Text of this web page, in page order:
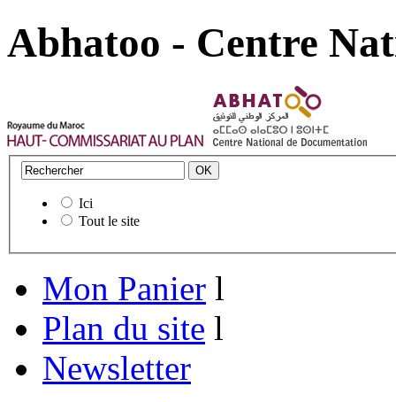
Abhatoo - Centre
Ici
Tout le site
Mon Panier l
Plan du site l
Newsletter